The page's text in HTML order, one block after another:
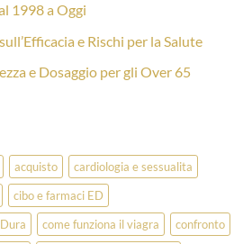
1998 a Oggi
e Rischi per la Salute
e Dosaggio per gli Over 65
acquisto
cardiologia e sessualita
cibo e farmaci ED
come funziona il viagra
confronto